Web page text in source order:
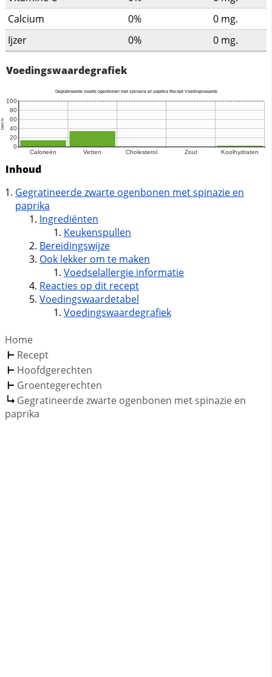
Calcium
0% 0 mg.
Ijzer
0% 0 mg.
Voedingswaardegrafiek
Inhoud
Gegratineerde zwarte ogenbonen met spinazie en
paprika
Ingrediënten
Keukenspullen
Bereidingswijze
Ook lekker om te maken
Voedselallergie informatie
Reacties op dit recept
Voedingswaardetabel
Voedingswaardegrafiek
Home
Recept
Hoofdgerechten
Groentegerechten
Gegratineerde zwarte ogenbonen met spinazie en
paprika